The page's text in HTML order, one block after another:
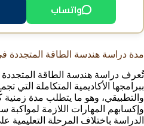
واتساب
مدة دراسة هندسة الطاقة المتجددة
تُعرف دراسة هندسة الطاقة
ببرامجها الأكاديمية المتكاملة التي
والتطبيقي، وهو ما يتطلب مدة زمنية
وإكسابهم المهارات اللازمة
الدراسة باختلاف المرحلة التعليمية